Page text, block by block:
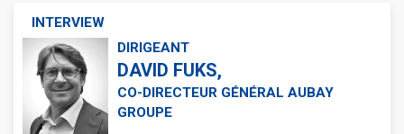
INTERVIEW
DIRIGEANT
DAVID FUKS,
CO-DIRECTEUR GÉNÉRAL AUBAY
GROUPE